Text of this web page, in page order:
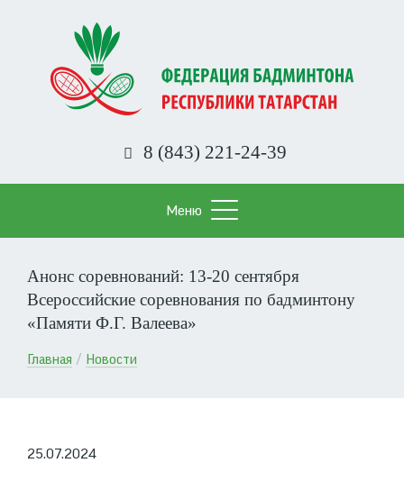
содержанию
8 (843) 221-24-39
Меню
Анонс соревнований: 13-20 сентября
Всероссийские соревнования по бадминтону
«Памяти Ф.Г. Валеева»
Строка
Главная Новости
25.07.2024